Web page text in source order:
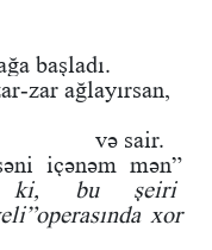
başladı.
ağlayırsan,
içənəm mən”
ki, bu şeiri
xor